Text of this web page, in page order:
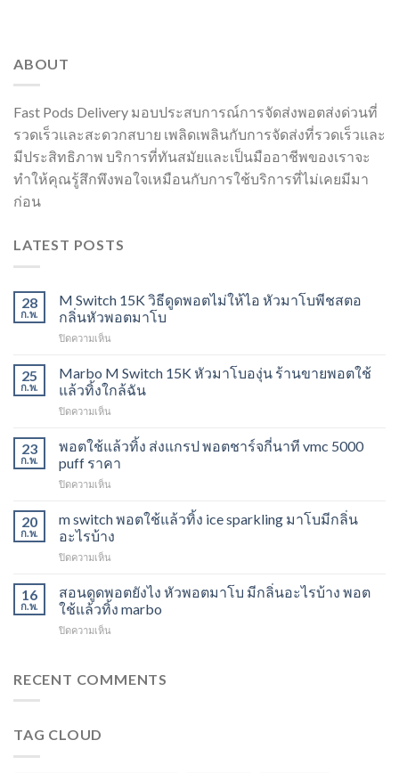
ABOUT
Fast Pods Delivery มอบประสบการณ์การจัดส่งพอตส่งด่วนที่
รวดเร็วและสะดวกสบาย เพลิดเพลินกับการจัดส่งที่รวดเร็วและ
มีประสิทธิภาพ บริการที่ทันสมัยและเป็นมืออาชีพของเราจะ
ทำให้คุณรู้สึกพึงพอใจเหมือนกับการใช้บริการที่ไม่เคยมีมา
ก่อน
LATEST POSTS
28
ก.พ.
M Switch 15K วิธีดูดพอตไม่ให้ไอ หัวมาโบพีชสตอ
กลิ่นหัวพอตมาโบ
ปิดความเห็น
Switch
15K
วิธี
ดูด
ไม่
ให้
หัว
โบ
พีช
กลิ่น
พอ
ตมา
25
ก.พ.
Marbo M Switch 15K หัวมาโบองุ่น ร้านขายพอตใช้
แล้วทิ้งใกล้ฉัน
ปิดความเห็น
M
Switch
15K
หัว
โบ
องุ่น
ขาย
ใช้
แล้ว
ใกล้
23
ก.พ.
พอตใช้แล้วทิ้ง ส่งแกรป พอตชาร์จกี่นาที vmc 5000
puff ราคา
ปิดความเห็น
แล้ว
ทิ้ง
ส่ง
พอต
ชาร์จ
นาที
puff
20
ก.พ.
m switch พอตใช้แล้วทิ้ง ice sparkling มาโบมีกลิ่น
อะไรบ้าง
ปิดความเห็น
switch
พอต
ใช้
แล้ว
sparkling
16
ก.พ.
สอนดูดพอตยังไง หัวพอตมาโบ มีกลิ่นอะไรบ้าง พอต
ใช้แล้วทิ้ง marbo
ปิดความเห็น
พอ
RECENT COMMENTS
TAG CLOUD